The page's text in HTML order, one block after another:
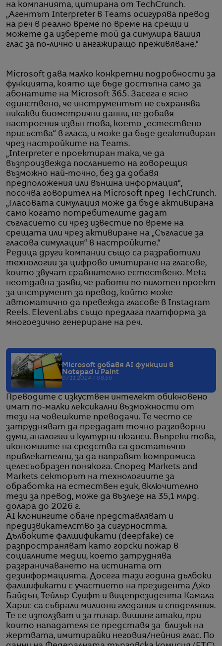
на компанията, цитирана от TechCrunch.
„Агентът Interpreter в Teams осигурява превод
на реч в реално време по време на срещи и
можете да изберете той да симулира вашия
глас за по-лично и ангажиращо преживяване.“
Microsoft дава малко конкретни подробности за
функцията, която ще бъде достъпна само за
абонатите на Microsoft 365. Засега е ясно
единствено, че инструментът не съхранява
никакви биометрични данни, не добавя
настроения извън това, което „естествено
присъства“ в гласа, и може да бъде деактивиран
чрез настройките на Teams.
„Interpreter е проектиран така, че да
възпроизвежда посланието на говорещия
възможно най-точно, без да добавя
предположения или външна информация“,
посочва говорител на Microsoft пред TechCrunch.
„Гласовата симулация може да бъде активирана
само когато потребителите дадат
съгласието си чрез известие по време на
срещата или чрез активиране на „Съгласие за
гласова симулация“ в настройките.“
Редица други компании също са разработили
технологии за цифрово имитиране на гласове,
които звучат сравнително естествено. Meta
неотдавна заяви, че работи по пилотен проект
за инструмент за превод, който може
автоматично да превежда гласове в Instagram
Reels. ElevenLabs също предлага платформа за
многоезично генериране на реч.
Microsoft добавя AI функции в
Notepad и Paint
07.11.2024 / 08:56
Преводите с изкуствен интелект обикновено
имат по-малки лексикални възможности от
тези на човешките преводачи. Те често се
затрудняват да предадат точно разговорни
думи, аналогии и културни нюанси. Въпреки това,
икономиите на средства са достатъчно
привлекателни, за да направят компромиса
целесъобразен понякога. Според Markets and
Markets секторът на технологиите за
обработка на естествен език, включително
тези за превод, може да възлезе на 35,1 млрд.
долара до 2026 г.
AI клонингите обаче представляват и
предизвикателство за сигурността.
Дълбоките фалшификати (deepfake) се
разпространяват като горски пожар в
социалните медии, което затруднява
разграничаването на истината от
дезинформацията. Досега тази година дълбоки
фалшификати с участието на президента Джо
Байдън, Тейлър Суифт и вицепрезидента Камала
Харис са събрали милиони гледания и споделяния.
Те се използват и за т.нар. вишинг атаки, при
които нападателя се представя за близък на
жертвата, имитирайки неговия/нейния глас. По